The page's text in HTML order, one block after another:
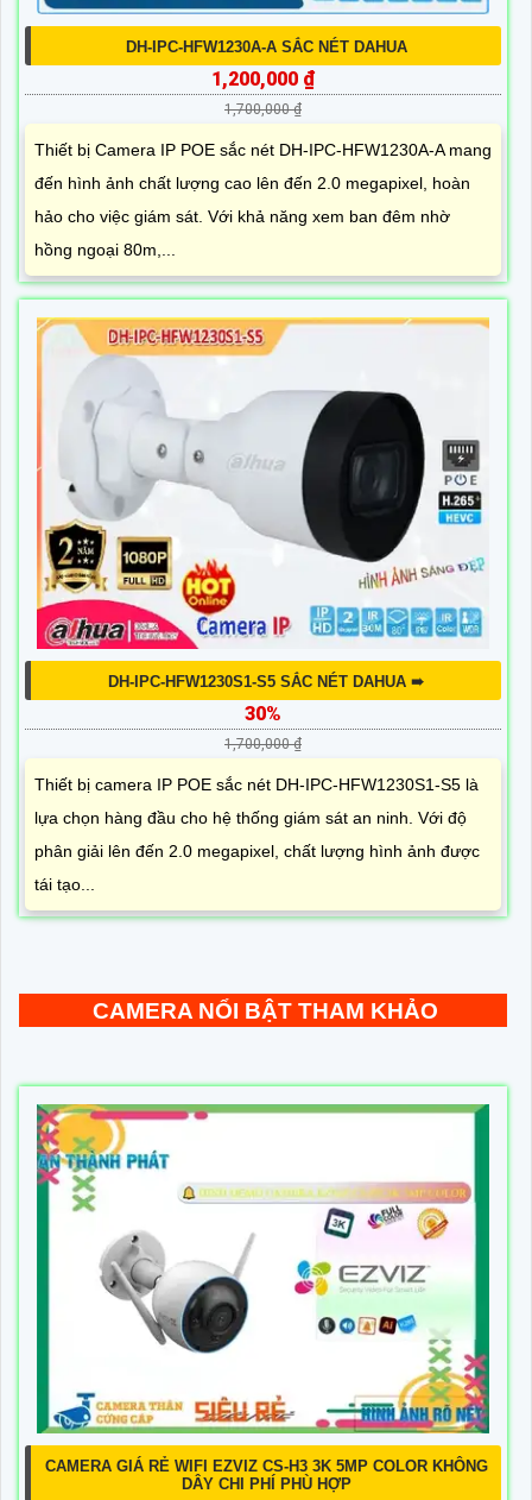
DH-IPC-HFW1230A-A SẮC NÉT DAHUA
1,200,000 ₫
1,700,000 ₫
Thiết bị Camera IP POE sắc nét DH-IPC-HFW1230A-A mang
đến hình ảnh chất lượng cao lên đến 2.0 megapixel, hoàn
hảo cho việc giám sát. Với khả năng xem ban đêm nhờ
hồng ngoại 80m,...
DH-IPC-HFW1230S1-S5 SẮC NÉT DAHUA ➠
30%
1,700,000 ₫
Thiết bị camera IP POE sắc nét DH-IPC-HFW1230S1-S5 là
lựa chọn hàng đầu cho hệ thống giám sát an ninh. Với độ
phân giải lên đến 2.0 megapixel, chất lượng hình ảnh được
tái tạo...
CAMERA NỔI BẬT THAM KHẢO
CAMERA GIÁ RẺ WIFI EZVIZ CS-H3 3K 5MP COLOR KHÔNG
DÂY CHI PHÍ PHÙ HỢP